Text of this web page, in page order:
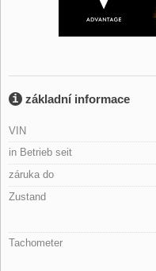
základní informace
VIN
in Betrieb seit
záruka do
Zustand
Tachometer